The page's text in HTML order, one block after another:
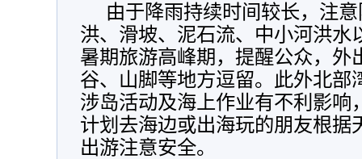
由于降雨持续时间较长，注
洪、滑坡、泥石流、中小河洪水
暑期旅游高峰期，提醒公众，外
谷、山脚等地方逗留。此外北部
涉岛活动及海上作业有不利影响
计划去海边或出海玩的朋友根据
出游注意安全。